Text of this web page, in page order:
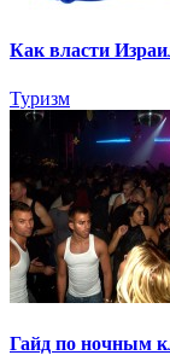
Как власти
Туризм
Гайд по ночным